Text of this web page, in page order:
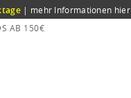
| mehr Informationen hier
AB 150€